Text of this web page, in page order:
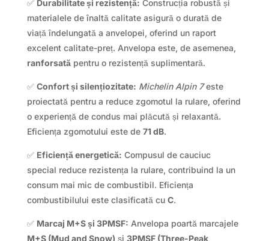
✅ Durabilitate și rezistență: Construcția robustă și
materialele de înaltă calitate asigură o durată de
viață îndelungată a anvelopei, oferind un raport
excelent calitate-preț. Anvelopa este, de asemenea,
ranforsatăpentru o rezistență suplimentară.
✅ Confort și silențiozitate: Michelin Alpin 7este
proiectată pentru a reduce zgomotul la rulare, oferind
o experiență de condus mai plăcută și relaxantă.
Eficiența zgomotului este de 71 dB.
✅ Eficiență energetică: Compusul de cauciuc
special reduce rezistența la rulare, contribuind la un
consum mai mic de combustibil. Eficiența
combustibilului este clasificată cu C.
✅ Marcaj M+S și 3PMSF: Anvelopa poartă marcajele
M+S (Mud and Snow) și 3PMSF (Three-Peak